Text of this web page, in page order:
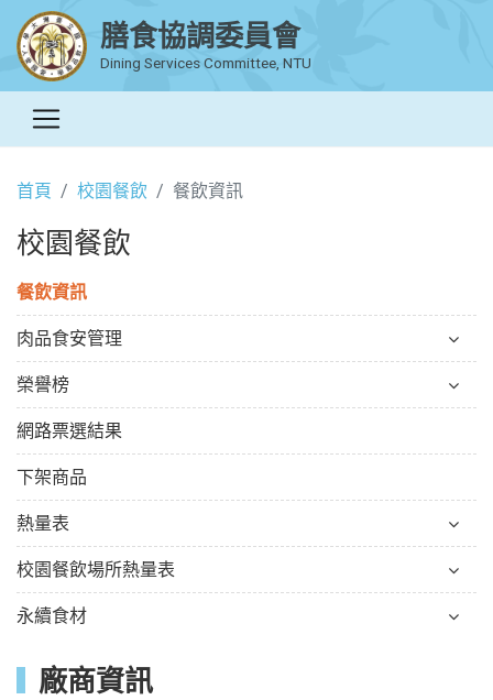
膳食協調委員會
Dining Services Committee, NTU
首頁 校園餐飲 餐飲資訊
校園餐飲
餐飲資訊
肉品食安管理
榮譽榜
網路票選結果
下架商品
熱量表
校園餐飲場所熱量表
永續食材
廠商資訊